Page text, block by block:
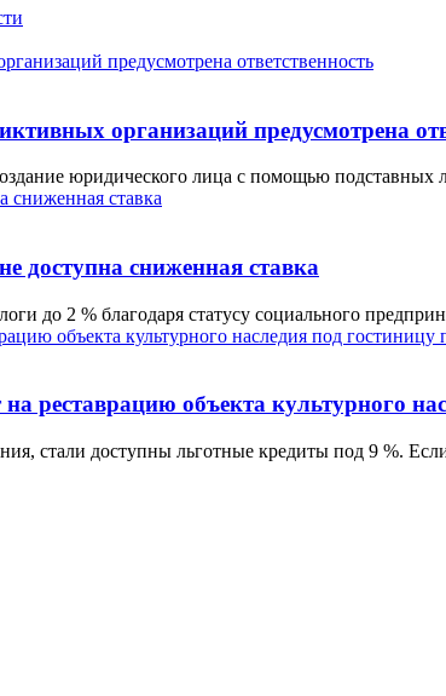
организаций предусмотрена
юридического лица с помощью подставных
доступна сниженная ставка
до 2 % благодаря статусу социального
реставрацию объекта культурного
стали доступны льготные кредиты под 9 %.